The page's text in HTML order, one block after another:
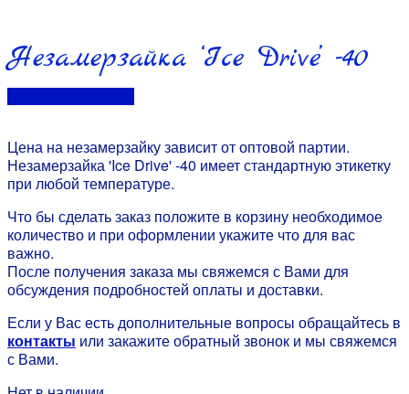
Незамерзайка ‘Ice Drive’ -40
Цена на незамерзайку зависит от оптовой партии.
Незамерзайка 'Ice Drive' -40 имеет стандартную этикетку
при любой температуре.
Что бы сделать заказ положите в корзину необходимое
количество и при оформлении укажите что для вас
важно.
После получения заказа мы свяжемся с Вами для
обсуждения подробностей оплаты и доставки.
Если у Вас есть дополнительные вопросы обращайтесь в
контакты или закажите обратный звонок и мы свяжемся
с Вами.